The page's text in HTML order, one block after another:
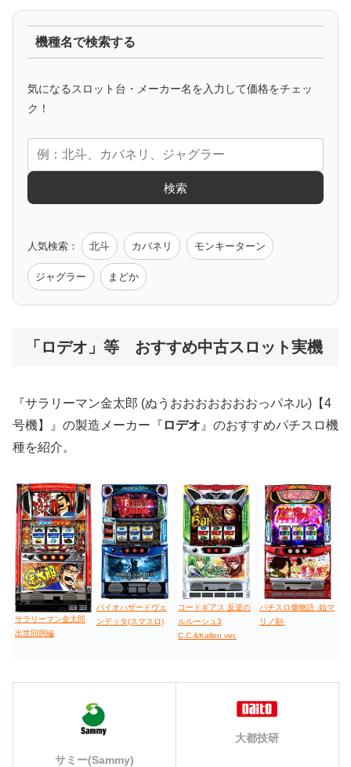
マイジャグ ファンキー アイム ゴージャグ ハッピー
アニメタイアップ
エヴァ コードギアス 化物語 炎炎ノ消防隊
モンハン バイオ ペルソナ
機種名で検索する
気になるスロット台・メーカー名を入力して価格をチェッ
ク！
検索
人気検索： 北斗 カバネリ モンキーターン
ジャグラー まどか
「ロデオ」等 おすすめ中古スロット実機
『サラリーマン金太郎 (ぬうおおおおおおおっパネル)【4
号機】』の製造メーカー『 ロデオ 』のおすすめパチスロ機
種を紹介。
サラリーマン金太郎
出世回胴編
バイオハザードヴェ
ンデッタ(スマスロ)
コードギアス 反逆の
ルルーシュ3
C.C.&Kallen ver.
パチスロ傷物語 -始マ
リノ刻-
サミー(Sammy)
大都技研